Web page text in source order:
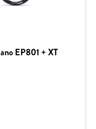
EP801 + XT